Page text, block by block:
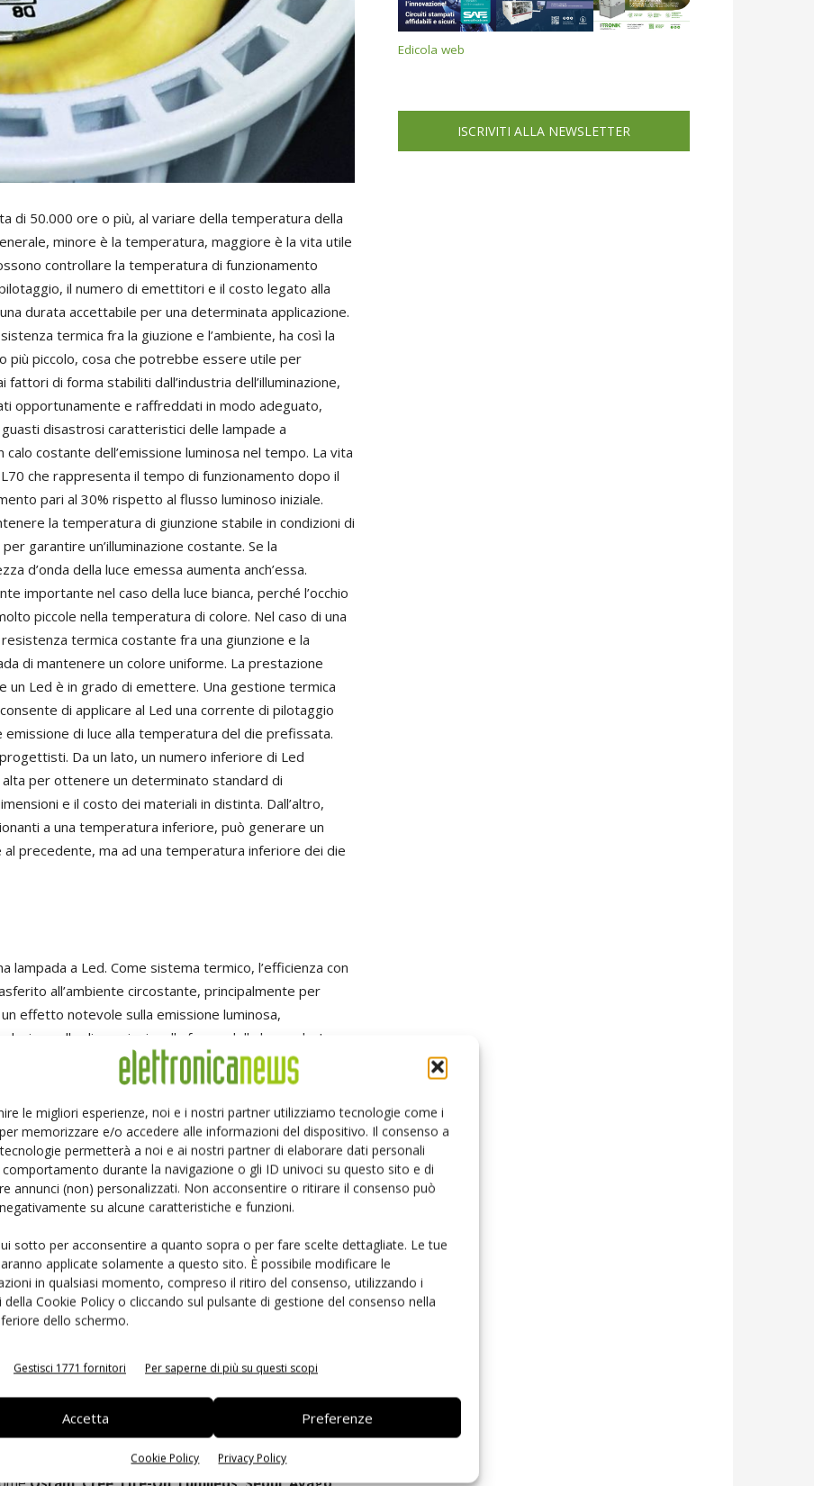
le migliori esperienze, noi e i nostri partner utilizziamo tecnologie come i
memorizzare e/o accedere alle informazioni del dispositivo. Il consenso a
permetterà a noi e ai nostri partner di elaborare dati personali
durante la navigazione o gli ID univoci su questo sito e di
annunci (non) personalizzati. Non acconsentire o ritirare il consenso può
su alcune caratteristiche e funzioni.
sotto per acconsentire a quanto sopra o per fare scelte dettagliate. Le tue
applicate solamente a questo sito. È possibile modificare le
in qualsiasi momento, compreso il ritiro del consenso, utilizzando i
della Cookie Policy o cliccando sul pulsante di gestione del consenso nella
dello schermo.
Gestisci 1771 fornitori Per saperne di più su questi scopi
Accetta Preferenze
Cookie Policy Privacy Policy
di 50.000 ore o più, al variare della temperatura della
minore è la temperatura, maggiore è la vita utile
controllare la temperatura di funzionamento
il numero di emettitori e il costo legato alla
durata accettabile per una determinata applicazione.
termica fra la giuzione e l’ambiente, ha così la
più piccolo, cosa che potrebbe essere utile per
di forma stabiliti dall’industria dell’illuminazione,
opportunamente e raffreddati in modo adeguato,
disastrosi caratteristici delle lampade a
costante dell’emissione luminosa nel tempo. La vita
che rappresenta il tempo di funzionamento dopo il
pari al 30% rispetto al flusso luminoso iniziale.
la temperatura di giunzione stabile in condizioni di
garantire un’illuminazione costante. Se la
d’onda della luce emessa aumenta anch’essa.
importante nel caso della luce bianca, perché l’occhio
piccole nella temperatura di colore. Nel caso di una
termica costante fra una giunzione e la
di mantenere un colore uniforme. La prestazione
un Led è in grado di emettere. Una gestione termica
di applicare al Led una corrente di pilotaggio
di luce alla temperatura del die prefissata.
Da un lato, un numero inferiore di Led
per ottenere un determinato standard di
e il costo dei materiali in distinta. Dall’altro,
a una temperatura inferiore, può generare un
precedente, ma ad una temperatura inferiore dei die
lampada a Led. Come sistema termico, l’efficienza con
all’ambiente circostante, principalmente per
effetto notevole sulla emissione luminosa,
alle dimensioni e alla forma della lampada. I
usando una varietà di tecniche quali la selezione
termiche, l’eliminazione dell’aria dalle interfacce fisiche
Una varietà di materiali termici è stata messa a
ad ottenere le prestazioni termiche richieste nel
di forma imposti dalle dimensioni desiderate per il
possono richiedere più estese metallizzazioni,
via metallizzati, nella fase iniziale di dimensionamento
dalla giunzione dell’emettitore. Caratteristiche
del Pcb. In alternativa, l’utilizzo di un substrato
diHenkel, presenta caratterisitiche e prestazioni
richiedendo quindi ulteriori soluzioni per migliorare
che è rivestita con uno strato dielettrico sul
disponibili diverse configurazioni, tra le quali pannelli,
standard, su circuiti quadrati o starled, sulla base dei
Edicola web
ISCRIVITI ALLA NEWSLETTER